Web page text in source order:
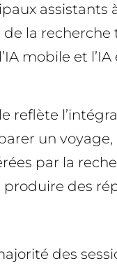
la
mobile et
un
par la
des
des